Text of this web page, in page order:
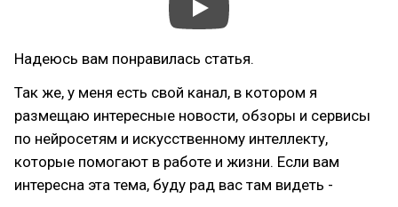
Надеюсь вам понравилась статья.
Так же, у меня есть свой канал, в котором я
размещаю интересные новости, обзоры и сервисы
по нейросетям и искусственному интеллекту,
которые помогают в работе и жизни. Если вам
интересна эта тема, буду рад вас там видеть -